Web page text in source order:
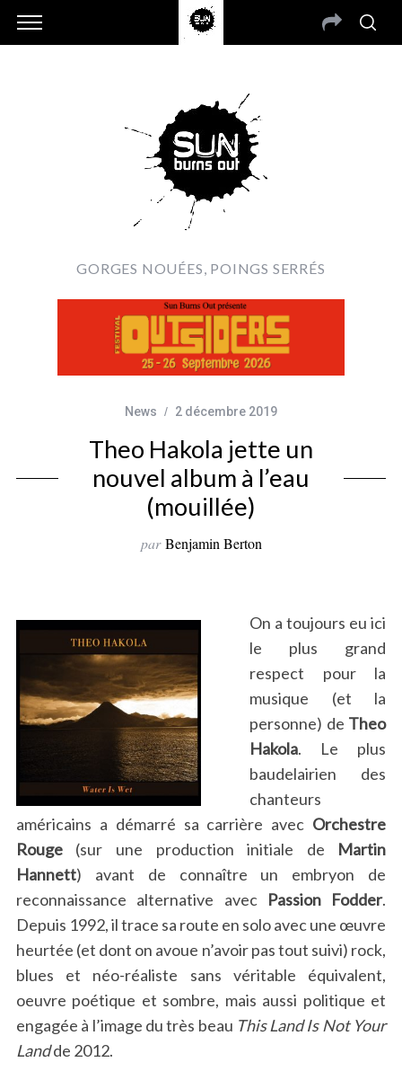
GORGES NOUÉES, POINGS SERRÉS
News 2 décembre 2019
Theo Hakola jette un
nouvel album à l’eau
(mouillée)
par Benjamin Berton
On a toujours eu ici
le plus grand
respect pour la
musique (et la
personne) de Theo
Hakola. Le plus
baudelairien des
chanteurs
américains a démarré sa carrière avec Orchestre
Rouge(sur une production initiale de Martin
Hannett) avant de connaître un embryon de
reconnaissance alternative avec Passion Fodder.
Depuis 1992, il trace sa route en solo avec une œuvre
heurtée (et dont on avoue n’avoir pas tout suivi) rock,
blues et néo-réaliste sans véritable équivalent,
oeuvre poétique et sombre, mais aussi politique et
engagée à l’image du très beau This Land Is Not Your
Landde 2012.